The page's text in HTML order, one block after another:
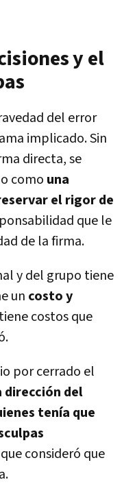
y el
del error
implicado. Sin
directa, se
como una
el rigor de
que le
de la firma.
y del grupo tiene
un costo y
costos que
por cerrado el
dirección del
tenía que
consideró que